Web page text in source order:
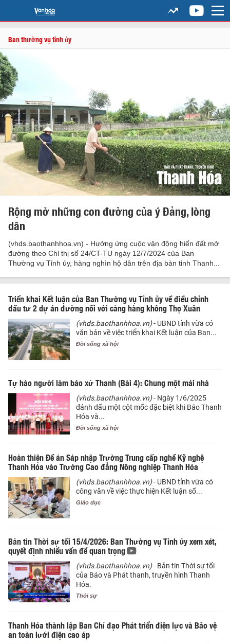
Ban thường vụ tỉnh ủy
Rộng mở những con đường của ý Đảng, lòng
dân
(vhds.baothanhhoa.vn) - Hưởng ứng cuộc vận động hiến đất mở
đường theo Chỉ thị số 24/CT-TU ngày 12/7/2024 của Ban
Thường vụ Tỉnh ủy, hàng nghìn hộ dân trên địa bàn tỉnh Thanh...
Triển khai Kết luận của Ban Thường vụ Tỉnh ủy về điều chỉnh
đầu tư 2 dự án đường nối với cảng hàng không Thọ Xuân
(vhds.baothanhhoa.vn)- UBND tỉnh vừa có
văn bản về việc triển khai Kết luận của Ban...
Đời sống xã hội
Tự hào người làm báo xứ Thanh (Bài 4): Chung một mái nhà
(vhds.baothanhhoa.vn)- Ngày 1/6/2025
đánh dấu một cột mốc đặc biệt khi Báo Thanh
Hóa và...
Đời sống xã hội
Hoàn thiện Đề án Sáp nhập Trường Trung cấp nghề Kỹ nghệ
Thanh Hóa vào Trường Cao đẳng Nông nghiệp Thanh Hóa
(vhds.baothanhhoa.vn)- UBND tỉnh vừa có
công văn về việc thực hiện Kết luận số...
Giáo dục
Bản tin Thời sự tối 15/4/2026: Ban Thường vụ Tỉnh ủy xem xét,
quyết định nhiều vấn đề quan trọng
(vhds.baothanhhoa.vn)- Bản tin Thời sự tối
của Báo và Phát thanh, truyền hình Thanh
Hóa.
Thời sự
Thanh Hóa thành lập Ban Chỉ đạo Phát triển điện lực và Bảo vệ
an toàn lưới điện cao áp